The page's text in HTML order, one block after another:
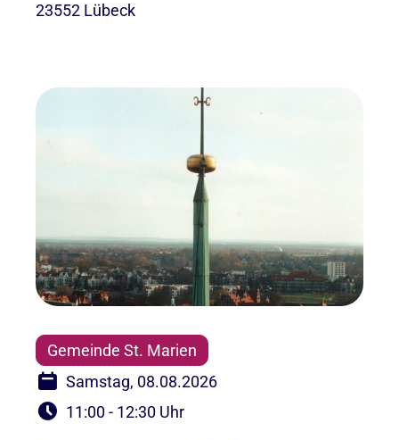
23552 Lübeck
Gemeinde St. Marien
Samstag, 08.08.2026
11:00 - 12:30 Uhr